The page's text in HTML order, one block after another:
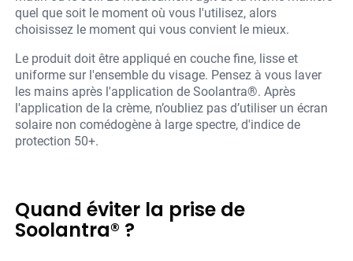
quel que soit le moment où vous l'utilisez, alors
choisissez le moment qui vous convient le mieux.
Le produit doit être appliqué en couche fine, lisse et
uniforme sur l'ensemble du visage. Pensez à vous laver
les mains après l'application de Soolantra®. Après
l'application de la crème, n’oubliez pas d’utiliser un écran
solaire non comédogène à large spectre, d'indice de
protection 50+.
Quand éviter la prise de
Soolantra® ?